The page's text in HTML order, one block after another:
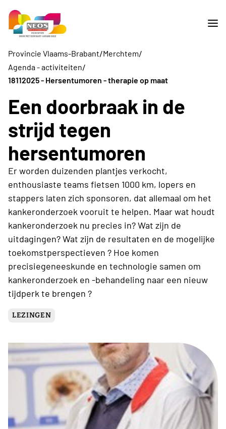
Provincie Vlaams-Brabant/Merchtem/
Agenda - activiteiten/
18112025 - Hersentumoren - therapie op maat
Een doorbraak in de
strijd tegen
hersentumoren
Er worden duizenden plantjes verkocht,
enthousiaste teams fietsen 1000 km, lopers en
stappers laten zich sponsoren, dat allemaal om het
kankeronderzoek vooruit te helpen. Maar wat houdt
kankeronderzoek nu precies in? Wat zijn de
uitdagingen? Wat zijn de resultaten en de mogelijke
toekomstperspectieven ? Hoe komen
precisiegeneeskunde en technologie samen om
kankeronderzoek en -behandeling naar een nieuw
tijdperk te brengen ?
LEZINGEN